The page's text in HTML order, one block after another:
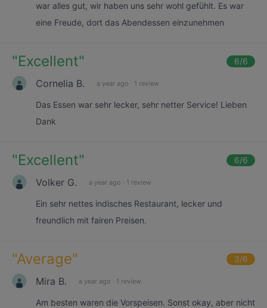
war alles gut, wir haben uns sehr wohl gefühlt. Es war
eine Freude, dort das Abendessen einzunehmen
"Excellent" 6/6
Cornelia B. a year ago · 1 review
Das Essen war sehr lecker, sehr netter Service! Lieben
Dank
"Excellent" 6/6
Volker G. a year ago · 1 review
Ein sehr nettes indisches Restaurant, lecker und
freundlich mit fairen Preisen.
"Average" 3/6
Mira B. a year ago · 1 review
Am besten waren die Vorspeisen. Sonst okay, aber nicht